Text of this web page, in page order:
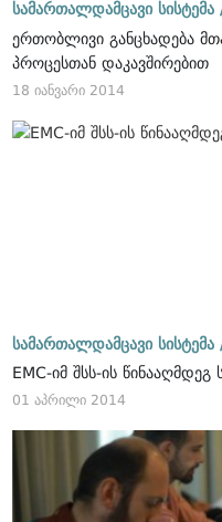
სამართალდამცავი სისტემა
ერთობლივი განცხადება
პროცესთან დაკავშირებით
18 იანვარი 2014
სამართალდამცავი სისტემა
EMC-იმ შსს-ის წინააღმდეგ
01 აპრილი 2014